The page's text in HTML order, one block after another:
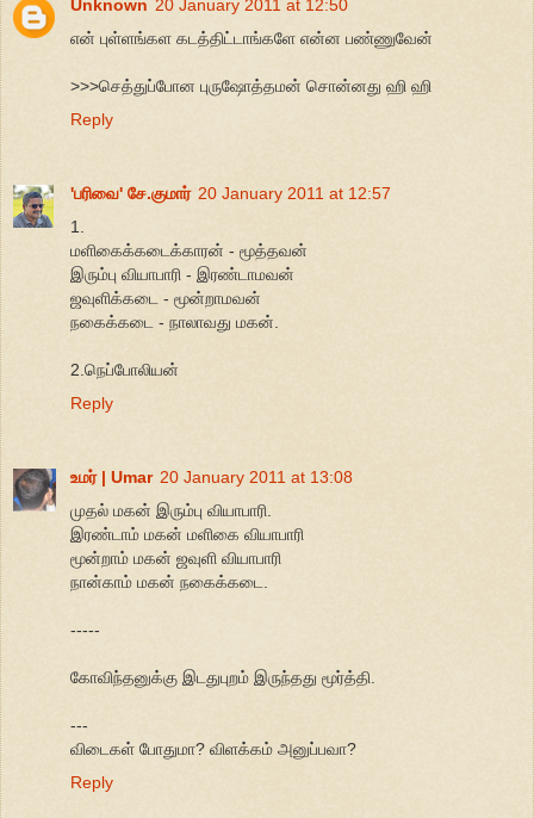
Unknown 20 January 2011 at 12:50
என் புள்ளங்கள கடத்திட்டாங்களே என்ன பண்ணுவேன்
>>>செத்துப்போன புருஷோத்தமன் சொன்னது ஹி ஹி
Reply
'பரிவை' சே.குமார் 20 January 2011 at 12:57
1.
மளிகைக்கடைக்காரன் - மூத்தவன்
இரும்பு வியாபாரி - இரண்டாமவன்
ஜவுளிக்கடை - மூன்றாமவன்
நகைக்கடை - நாலாவது மகன்.
2.நெப்போலியன்
Reply
உமர் | Umar 20 January 2011 at 13:08
முதல் மகன் இரும்பு வியாபாரி.
இரண்டாம் மகன் மளிகை வியாபாரி
மூன்றாம் மகன் ஜவுளி வியாபாரி
நான்காம் மகன் நகைக்கடை.
-----
கோவிந்தனுக்கு இடதுபுறம் இருந்தது மூர்த்தி.
---
விடைகள் போதுமா? விளக்கம் அனுப்பவா?
Reply